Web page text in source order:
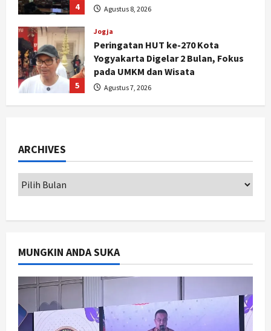
4 Agustus 8, 2026
5
Jogja
Peringatan HUT ke-270 Kota
Yogyakarta Digelar 2 Bulan, Fokus
pada UMKM dan Wisata
Agustus 7, 2026
1
3
Jogja
Kapanewon Pajangan Rampungkan
Verifikasi Indeks Desa 2026, 3
Kalurahan Raih Status Mandiri
Agustus 8, 2026
ARCHIVES
MUNGKIN ANDA SUKA